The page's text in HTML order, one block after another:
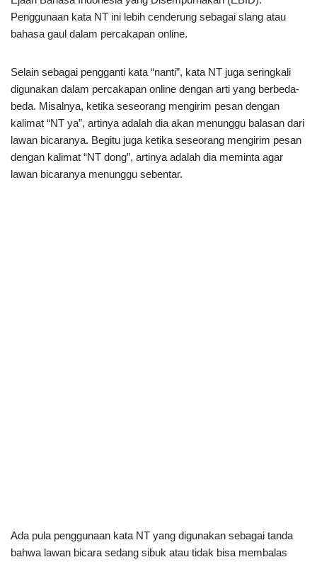
Penggunaan kata NT ini lebih cenderung sebagai slang atau
bahasa gaul dalam percakapan online.
Selain sebagai pengganti kata “nanti”, kata NT juga seringkali
digunakan dalam percakapan online dengan arti yang berbeda-
beda. Misalnya, ketika seseorang mengirim pesan dengan
kalimat “NT ya”, artinya adalah dia akan menunggu balasan dari
lawan bicaranya. Begitu juga ketika seseorang mengirim pesan
dengan kalimat “NT dong”, artinya adalah dia meminta agar
lawan bicaranya menunggu sebentar.
Ada pula penggunaan kata NT yang digunakan sebagai tanda
bahwa lawan bicara sedang sibuk atau tidak bisa membalas